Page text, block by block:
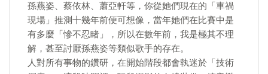
孫燕姿、蔡依林、蕭亞軒等，你從她們現在的「車禍
現場」推測十幾年前便可想像，當年她們在比賽中是
有多麼「慘不忍睹」，所以在數年前，我是極其不理
解，甚至討厭孫燕姿等類似歌手的存在。
人對所有事物的鑽研，在開始階段都會執迷於「技術